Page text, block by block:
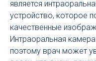
является
устройство, которое
качественные
Интраоральная
поэтому врач может